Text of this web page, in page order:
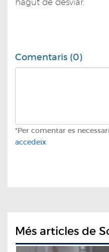
hagut de desviar.
Comentaris (0)
*Per comentar es
accedeix
Més articles de